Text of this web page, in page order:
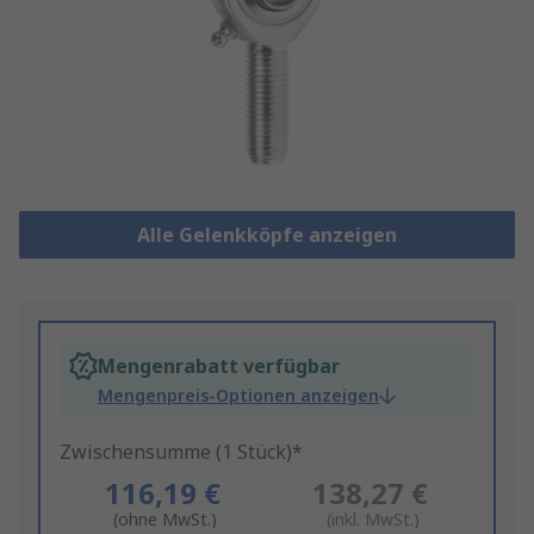
Alle Gelenkköpfe anzeigen
Mengenrabatt verfügbar
Mengenpreis-Optionen anzeigen
Zwischensumme (1 Stück)*
116,19 €
(ohne MwSt.)
138,27 €
(inkl. MwSt.)